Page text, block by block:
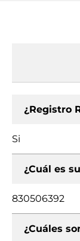
¿Registro
Si
¿Cuál es
830506392
¿Cuáles